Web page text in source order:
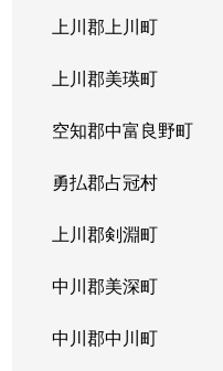
上川郡上川町
上川郡美瑛町
空知郡中富良野町
勇払郡占冠村
上川郡剣淵町
中川郡美深町
中川郡中川町